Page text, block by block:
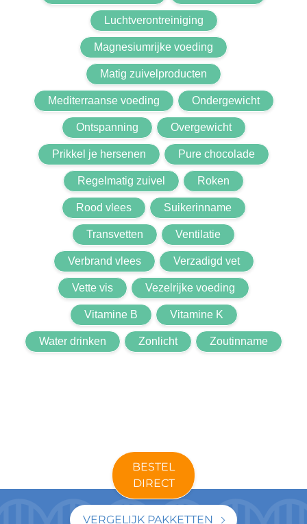
Luchtverontreiniging
Magnesiumrijke voeding
Matig zuivelproducten
Mediterraanse voeding Ondergewicht
Ontspanning Overgewicht
Prikkel je hersenen Pure chocolade
Regelmatig zuivel Roken
Rood vlees Suikerinname
Transvetten Ventilatie
Verbrand vlees Verzadigd vet
Vette vis Vezelrijke voeding
Vitamine B Vitamine K
Water drinken Zonlicht Zoutinname
BESTEL
DIRECT
VERGELIJK PAKKETTEN